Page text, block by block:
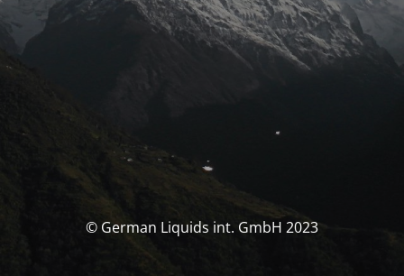
© German Liquids int. GmbH 2023